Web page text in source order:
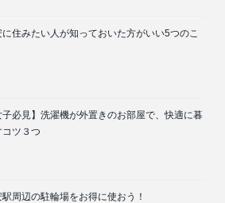
に住みたい人が知っておいた方がいい5つのこ
子必見】洗濯機が外置きのお部屋で、快適に暮
コツ３つ
駅周辺の駐輪場をお得に使おう！